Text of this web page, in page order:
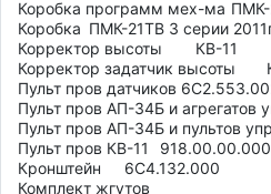
Коробка программ мех-ма	ПМК-21ТВ 2сер
Коробка	ПМК-21ТВ 3 серии 2011г.
Корректор высоты	КВ-11
Корректор задатчик высоты	КЗСП
Пульт пров датчиков 6С2.553.002,
Пульт пров АП-34Б и агрегатов упр-я
Пульт пров АП-34Б и пультов упр-я
Пульт пров КВ-11	918.00.00.000
Кронштейн	6С4.132.000
Комплект жгутов